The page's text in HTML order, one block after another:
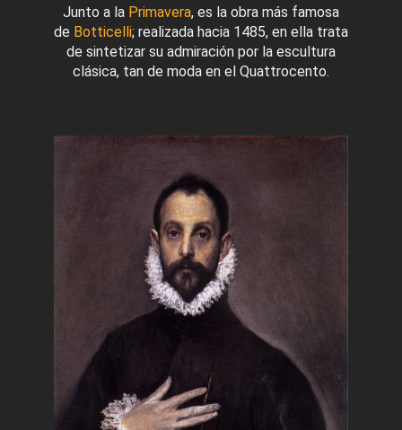
Junto a la Primavera, es la obra más famosa
de Botticelli; realizada hacia 1485, en ella trata
de sintetizar su admiración por la escultura
clásica, tan de moda en el Quattrocento.